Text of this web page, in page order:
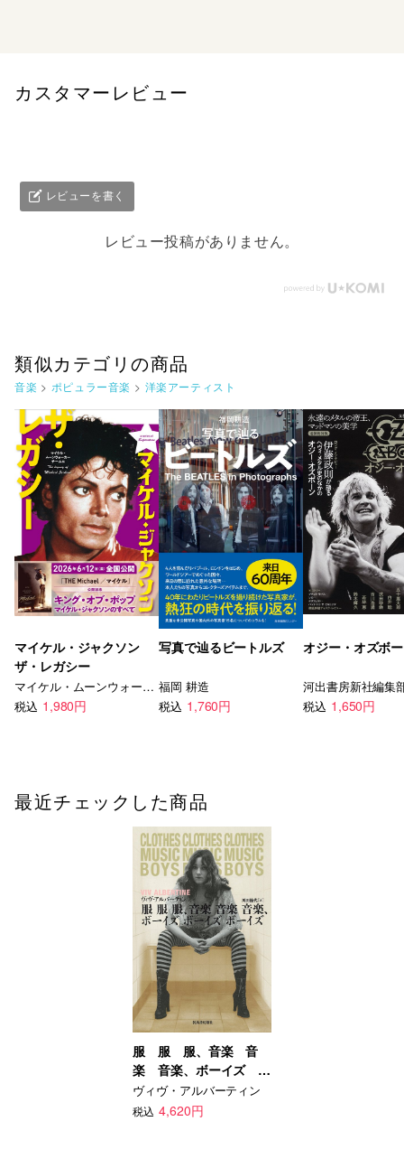
カスタマーレビュー
レビューを書く
レビュー投稿がありません。
類似カテゴリの商品
音楽 > ポピュラー音楽 > 洋楽アーティスト
マイケル・ジャクソン
ザ・レガシー
マイケル・ムーンウォーカーチーム
税込 1,980円
写真で辿るビートルズ
福岡 耕造
税込 1,760円
オジー・オズボ
河出書房新社編集
税込 1,650円
最近チェックした商品
服 服 服、音楽 音
楽 音楽、ボーイズ ボ
ーイズ ボーイズ
ヴィヴ・アルバーティン
税込 4,620円